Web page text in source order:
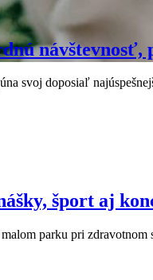
návštevnosť,
svoj doposiaľ
šport aj
parku pri